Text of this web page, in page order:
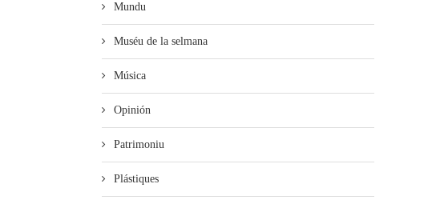
Mundu
Muséu de la selmana
Música
Opinión
Patrimoniu
Plástiques